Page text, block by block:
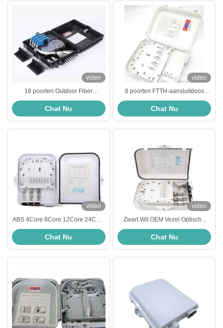
video
18 poorten Outdoor Fiber
Distributiedoos Aangepaste
verbinding IP65 Ftth Outdoor Box
Chat Nu
video
8 poorten FTTH-aansluitdoos
Witte buitengang PC 8-kern
glasvezelverdeelkast
Chat Nu
video
ABS 4Core 8Core 12Core 24Core
48Core Vezel Optische Splitser
Einddoos 12 Maand
Chat Nu
video
Zwart Wit OEM Vezel Optische
Verdeelkast FTTX 8 Kern met 1 8
PLC Splitser
Chat Nu